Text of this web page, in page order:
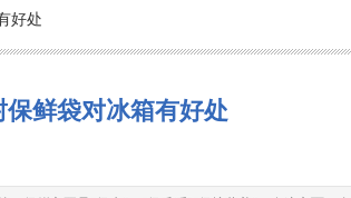
好处
保鲜袋对冰箱有好处